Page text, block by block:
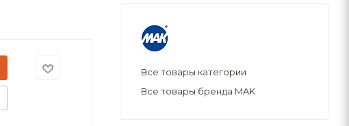
Все товары категории
Все товары бренда MAK